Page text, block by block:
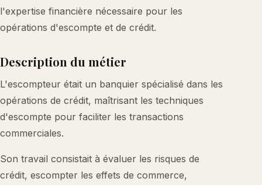
l'expertise financière nécessaire pour les
opérations d'escompte et de crédit.
Description du métier
L'escompteur était un banquier spécialisé dans les
opérations de crédit, maîtrisant les techniques
d'escompte pour faciliter les transactions
commerciales.
Son travail consistait à évaluer les risques de
crédit, escompter les effets de commerce,